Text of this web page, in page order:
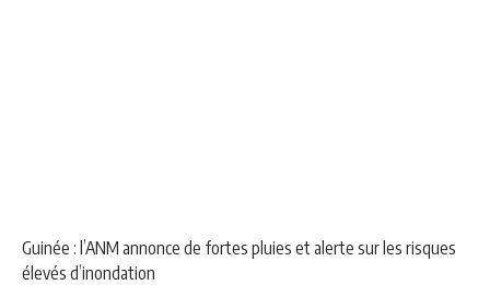
Guinée : l’ANM annonce de fortes pluies et alerte sur les risques
élevés d’inondation